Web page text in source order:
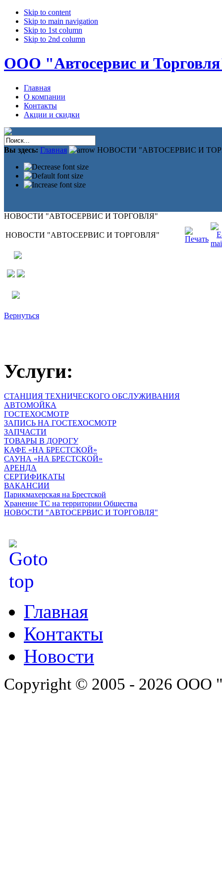
Skip to content
Skip to main navigation
Skip to 1st column
Skip to 2nd column
ООО "Автосервис и
Главная
О компании
Контакты
Акции и скидки
Вы здесь: Главная НОВОСТИ "АВТОСЕРВИС И
НОВОСТИ "АВТОСЕРВИС И ТОРГОВЛЯ"
НОВОСТИ "АВТОСЕРВИС И ТОРГОВЛЯ"
Вернуться
Услуги:
СТАНЦИЯ ТЕХНИЧЕСКОГО ОБСЛУЖИВАНИЯ
АВТОМОЙКА
ГОСТЕХОСМОТР
ЗАПИСЬ НА ГОСТЕХОСМОТР
ЗАПЧАСТИ
ТОВАРЫ В ДОРОГУ
КАФЕ «НА БРЕСТСКОЙ»
САУНА «НА БРЕСТСКОЙ»
АРЕНДА
СЕРТИФИКАТЫ
ВАКАНСИИ
Парикмахерская на Брестской
Хранение ТС на территории Общества
НОВОСТИ "АВТОСЕРВИС И ТОРГОВЛЯ"
Главная
Контакты
Новости
Copyright © 2005 - 2026 ООО